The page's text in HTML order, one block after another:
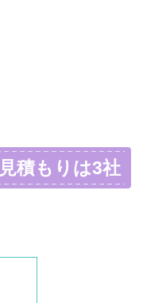
積もりは3社